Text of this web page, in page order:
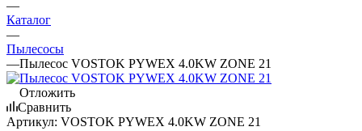
—
Каталог
—
Пылесосы
—Пылесос VOSTOK PYWEX 4.0KW ZONE 21
Отложить
Сравнить
Артикул: VOSTOK PYWEX 4.0KW ZONE 21